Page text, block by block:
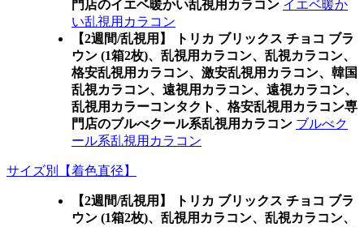
門店のイエベ暖かい乱視用カラコン イエベ暖か
い乱視用カラコン
【2週間/乱視用】 トリカ ブリックス チョコ ブラ
ウン (1箱2枚)、乱視用カラコン、乱視カラコン、
格安乱視用カラコン、激安乱視用カラコン、韓国
乱視カラコン、遠視用カラコン、遠視カラコン、
乱視用カラーコンタクト、格安乱視用カラコン専
門店のブルべクール系乱視用カラコン ブルべク
ール系乱視用カラコン
サイズ別【着色直径】
【2週間/乱視用】 トリカ ブリックス チョコ ブラ
ウン (1箱2枚)、乱視用カラコン、乱視カラコン、